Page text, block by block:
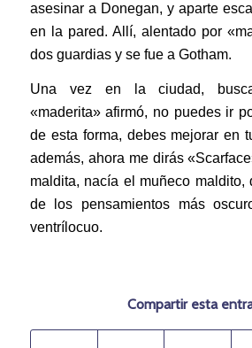
asesinar a Donegan, y aparte
en la pared. Allí, alentado por
dos guardias y se fue a Gotham.
Una vez en la ciudad,
«maderita» afirmó, no puedes ir
de esta forma, debes mejorar en
además, ahora me dirás
maldita, nacía el muñeco maldito,
de los pensamientos más
ventrílocuo.
Compartir esta